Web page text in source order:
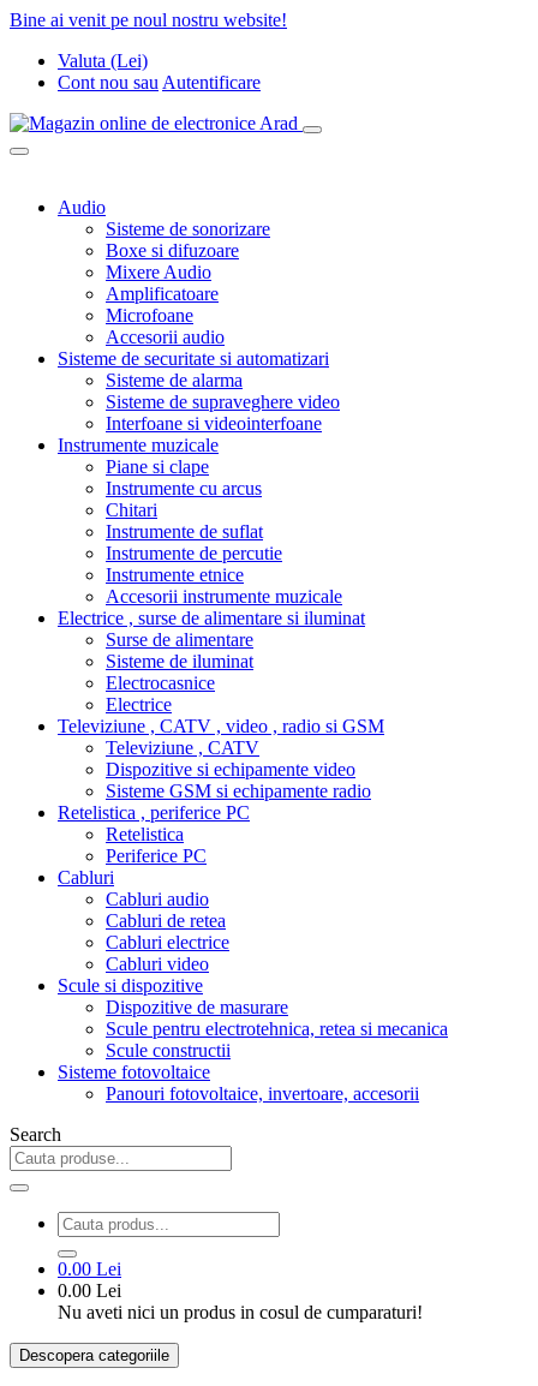
Bine ai venit pe noul nostru website!
Valuta (Lei)
Cont nou sau Autentificare
Audio
Sisteme de sonorizare
Boxe si difuzoare
Mixere Audio
Amplificatoare
Microfoane
Accesorii audio
Sisteme de securitate si automatizari
Sisteme de alarma
Sisteme de supraveghere video
Interfoane si videointerfoane
Instrumente muzicale
Piane si clape
Instrumente cu arcus
Chitari
Instrumente de suflat
Instrumente de percutie
Instrumente etnice
Accesorii instrumente muzicale
Electrice , surse de alimentare si iluminat
Surse de alimentare
Sisteme de iluminat
Electrocasnice
Electrice
Televiziune , CATV , video , radio si GSM
Televiziune , CATV
Dispozitive si echipamente video
Sisteme GSM si echipamente radio
Retelistica , periferice PC
Retelistica
Periferice PC
Cabluri
Cabluri audio
Cabluri de retea
Cabluri electrice
Cabluri video
Scule si dispozitive
Dispozitive de masurare
Scule pentru electrotehnica, retea si mecanica
Scule constructii
Sisteme fotovoltaice
Panouri fotovoltaice, invertoare, accesorii
Search
0.00 Lei
0.00 Lei
Nu aveti nici un produs in cosul de cumparaturi!
Descopera categoriile